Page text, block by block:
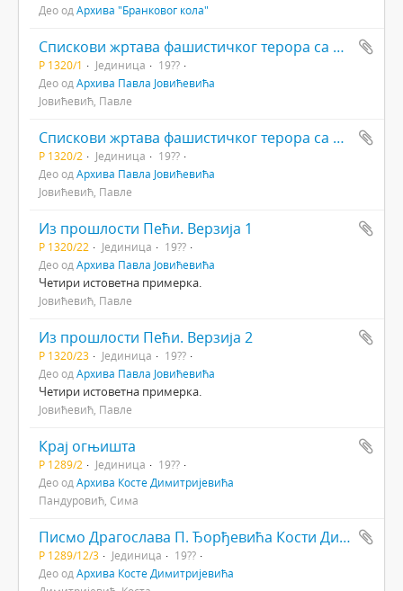
Део од Архива "Бранковог кола"
Спискови жртава фашистичког терора са подручја општине Пећ. Додатак: на албанском језику за жртве албанске националности
Р 1320/1 Јединица
19??
Део од Архива Павла Јовићевића
Јовићевић, Павле
Спискови жртава фашистичког терора са подручја општине Пећ 1943. Додатак: на албанском језику за жртве албанске националности
Р 1320/2 Јединица
19??
Део од Архива Павла Јовићевића
Јовићевић, Павле
Из прошлости Пећи. Верзија 1
Р 1320/22 Јединица
19??
Део од Архива Павла Јовићевића
Четири истоветна примерка.
Јовићевић, Павле
Из прошлости Пећи. Верзија 2
Р 1320/23 Јединица
19??
Део од Архива Павла Јовићевића
Четири истоветна примерка.
Јовићевић, Павле
Крај огњишта
Р 1289/2 Јединица
19??
Део од Архива Косте Димитријевића
Пандуровић, Сима
Писмо Драгослава П. Ђорђевића Кости Димитирјевићу
Р 1289/12/3 Јединица
19??
Део од Архива Косте Димитријевића